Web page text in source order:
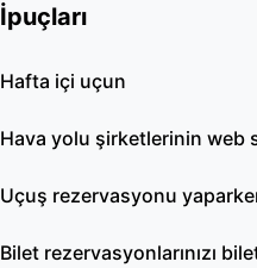
İpuçları
Hafta içi uçun
Hava yolu şirketlerinin web
Uçuş rezervasyonu
Bilet rezervasyonlarınızı